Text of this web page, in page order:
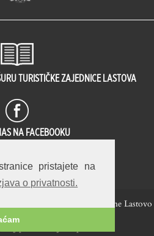
pristajete na
o privatnosti.
TURISTIČKE ZAJEDNICE LASTOVA
NA FACEBOOKU
Turistička zajednica Općine Lastovo